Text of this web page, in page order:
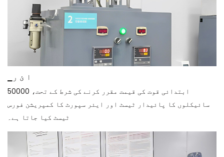
▁ا ئ ر
ابتدائی قوت کی قیمت مقرر کرنے کی شرط کے تحت، 50000
سائیکلوں کا پائیدار ٹیسٹ اور ایئر سپورٹ کا کمپریشن فورس
ٹیسٹ کیا جاتا ہے۔